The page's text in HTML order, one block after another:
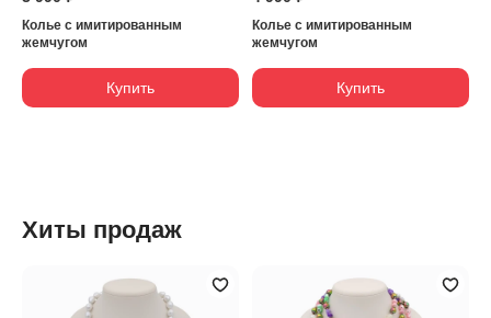
Колье с имитированным
жемчугом
Купить
Колье с имитированным
жемчугом
Купить
Хиты продаж